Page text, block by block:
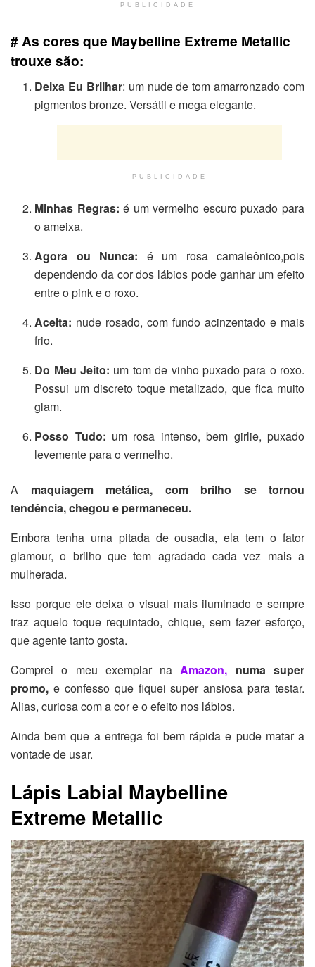
PUBLICIDADE
# As cores que Maybelline Extreme Metallic
trouxe são:
Deixa Eu Brilhar: um nude de tom amarronzado com
pigmentos bronze. Versátil e mega elegante.
PUBLICIDADE
Minhas Regras: é um vermelho escuro puxado para
o ameixa.
Agora ou Nunca: é um rosa camaleônico,pois
dependendo da cor dos lábios pode ganhar um efeito
entre o pink e o roxo.
Aceita: nude rosado, com fundo acinzentado e mais
frio.
Do Meu Jeito: um tom de vinho puxado para o roxo.
Possui um discreto toque metalizado, que fica muito
glam.
Posso Tudo: um rosa intenso, bem girlie, puxado
levemente para o vermelho.
A maquiagem metálica, com brilho se tornou
tendência, chegou e permaneceu.
Embora tenha uma pitada de ousadia, ela tem o fator
glamour, o brilho que tem agradado cada vez mais a
mulherada.
Isso porque ele deixa o visual mais iluminado e sempre
traz aquelo toque requintado, chique, sem fazer esforço,
que agente tanto gosta.
Comprei o meu exemplar naAmazon, numa super
promo, e confesso que fiquei super ansiosa para testar.
Alias, curiosa com a cor e o efeito nos lábios.
Ainda bem que a entrega foi bem rápida e pude matar a
vontade de usar.
Lápis Labial Maybelline
Extreme Metallic